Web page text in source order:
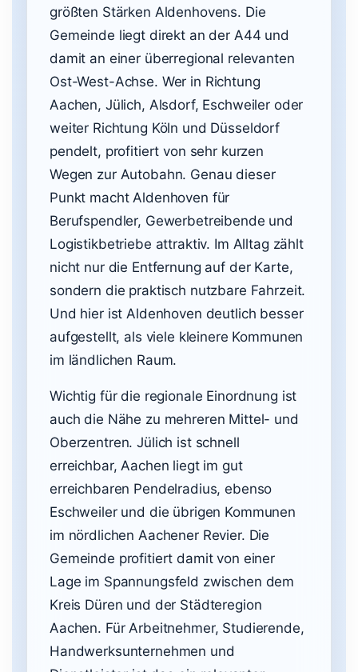
größten Stärken Aldenhovens. Die
Gemeinde liegt direkt an der A44 und
damit an einer überregional relevanten
Ost-West-Achse. Wer in Richtung
Aachen, Jülich, Alsdorf, Eschweiler oder
weiter Richtung Köln und Düsseldorf
pendelt, profitiert von sehr kurzen
Wegen zur Autobahn. Genau dieser
Punkt macht Aldenhoven für
Berufspendler, Gewerbetreibende und
Logistikbetriebe attraktiv. Im Alltag zählt
nicht nur die Entfernung auf der Karte,
sondern die praktisch nutzbare Fahrzeit.
Und hier ist Aldenhoven deutlich besser
aufgestellt, als viele kleinere Kommunen
im ländlichen Raum.
Wichtig für die regionale Einordnung ist
auch die Nähe zu mehreren Mittel- und
Oberzentren. Jülich ist schnell
erreichbar, Aachen liegt im gut
erreichbaren Pendelradius, ebenso
Eschweiler und die übrigen Kommunen
im nördlichen Aachener Revier. Die
Gemeinde profitiert damit von einer
Lage im Spannungsfeld zwischen dem
Kreis Düren und der Städteregion
Aachen. Für Arbeitnehmer, Studierende,
Handwerksunternehmen und